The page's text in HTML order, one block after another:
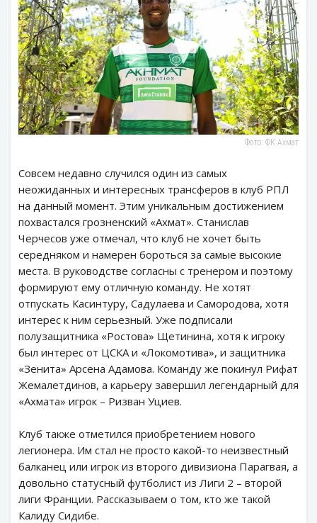
Фото: ФК Ахмат
Совсем недавно случился один из самых
неожиданных и интересных трансферов в клуб РПЛ
на данный момент. Этим уникальным достижением
похвастался грозненский «Ахмат». Станислав
Черчесов уже отмечал, что клуб не хочет быть
середняком и намерен бороться за самые высокие
места. В руководстве согласны с тренером и поэтому
формируют ему отличную команду. Не хотят
отпускать Касинтуру, Садулаева и Самородова, хотя
интерес к ним серьезный. Уже подписали
полузащитника «Ростова» Щетинина, хотя к игроку
был интерес от ЦСКА и «Локомотива», и защитника
«Зенита» Арсена Адамова. Команду же покинул Рифат
Жемалетдинов, а карьеру завершил легендарный для
«Ахмата» игрок – Ризван Уциев.
Клуб также отметился приобретением нового
легионера. Им стал не просто какой-то неизвестный
балканец или игрок из второго дивизиона Парагвая, а
довольно статусный футболист из Лиги 2 – второй
лиги Франции. Рассказываем о том, кто же такой
Калиду Сидибе.